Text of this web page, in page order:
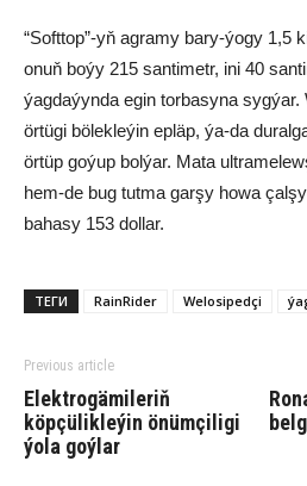
“Softtop”-yň agramy bary-ýogy 1,5
onuň boýy 215 santimetr, ini 40
ýagdaýynda egin torbasyna sygýar.
örtügi bölekleýin epläp, ýa-da
örtüp goýup bolýar. Mata
hem-de bug tutma garşy howa
bahasy 153 dollar.
ТЕГИ RainRider Welosipedçi
Previous article
Elektrogämileriň
köpçülikleýin önümçiligi
ýola goýlar